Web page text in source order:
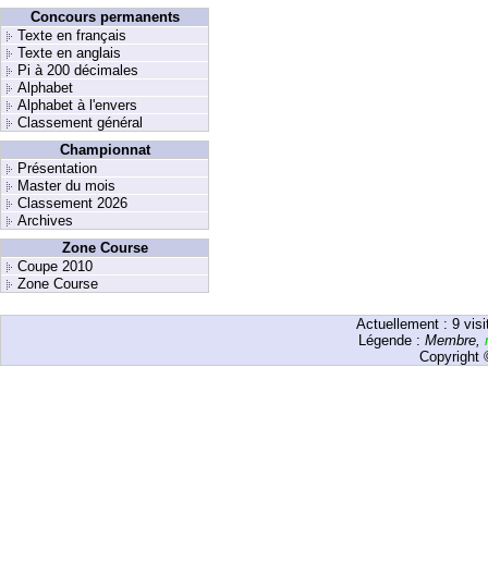
Concours permanents
Texte en français
Texte en anglais
Pi à 200 décimales
Alphabet
Alphabet à l'envers
Classement général
Championnat
Présentation
Master du mois
Classement 2026
Archives
Zone Course
Coupe 2010
Zone Course
Actuellement : 9
Légende : Membre,
Copyright